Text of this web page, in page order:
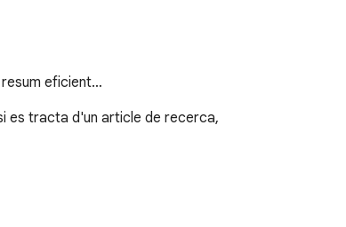
eficient…
es tracta d'un article de recerca,